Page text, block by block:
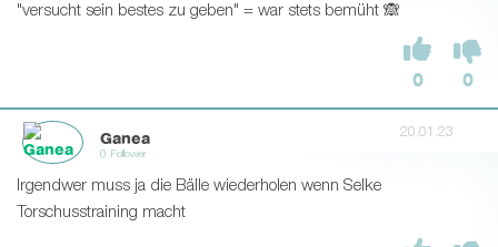
"versucht sein bestes zu geben" = war stets bemüht 🙈
0 0
Ganea
0 Follower
20.01.23
Irgendwer muss ja die Bälle wiederholen wenn Selke
Torschusstraining macht